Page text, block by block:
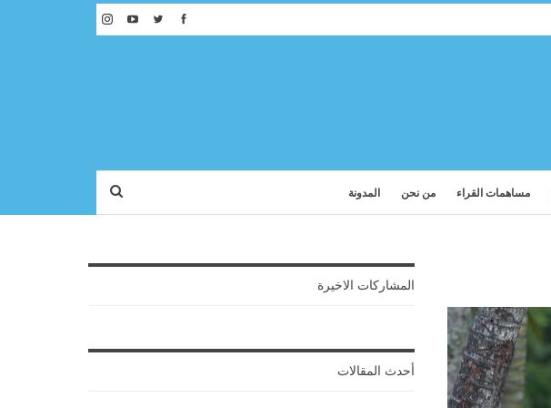
مساهمات القراء من نحن المدونة
المشاركات الاخيرة
أحدث المقالات